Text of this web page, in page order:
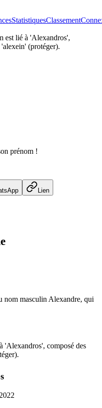
StatistiquesClassement
est lié à 'Alexandros',
(protéger).
prénom !
Lien
nom masculin Alexandre, qui
'Alexandros', composé des
2022